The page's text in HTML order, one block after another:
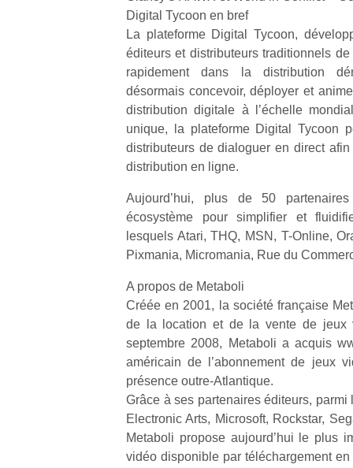
Digital Tycoon en bref
La plateforme Digital Tycoon,
éditeurs et distributeurs traditionnels
rapidement dans la distribution
désormais concevoir, déployer et
distribution digitale à l’échelle
unique, la plateforme Digital Tycoon
distributeurs de dialoguer en direct
distribution en ligne.
Aujourd’hui, plus de 50
écosystème pour simplifier et
lesquels Atari, THQ, MSN, T-Online,
Pixmania, Micromania, Rue du
A propos de Metaboli
Créée en 2001, la société française
de la location et de la vente de jeux
septembre 2008, Metaboli a acquis
américain de l’abonnement de jeux
présence outre-Atlantique.
Grâce à ses partenaires éditeurs, parmi
Electronic Arts, Microsoft, Rockstar,
Metaboli propose aujourd’hui le plus
vidéo disponible par téléchargement
…